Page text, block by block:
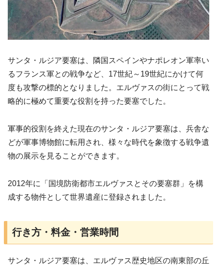
サンタ・ルジア要塞は、隣国スペインやナポレオン軍率い
るフランス軍との戦争など、17世紀～19世紀にかけて何
度も攻撃の標的となりました。エルヴァスの街にとって戦
略的に極めて重要な役割を持った要塞でした。
軍事的役割を終えた現在のサンタ・ルジア要塞は、兵舎な
どが軍事博物館に転用され、様々な時代を象徴する戦争遺
物の展示を見ることができます。
2012年に「国境防衛都市エルヴァスとその要塞群」を構
成する物件として世界遺産に登録されました。
行き方・料金・営業時間
サンタ・ルジア要塞は、エルヴァス歴史地区の南東部の丘